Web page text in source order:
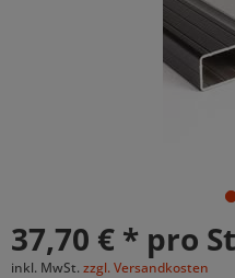
37,70 € * pro
inkl. MwSt. zzgl. Versandkosten